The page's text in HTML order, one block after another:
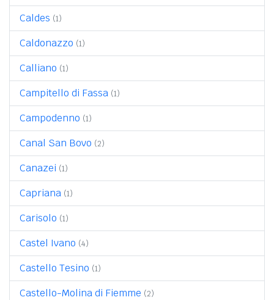
Caldes (1)
Caldonazzo (1)
Calliano (1)
Campitello di Fassa (1)
Campodenno (1)
Canal San Bovo (2)
Canazei (1)
Capriana (1)
Carisolo (1)
Castel Ivano (4)
Castello Tesino (1)
Castello-Molina di Fiemme (2)